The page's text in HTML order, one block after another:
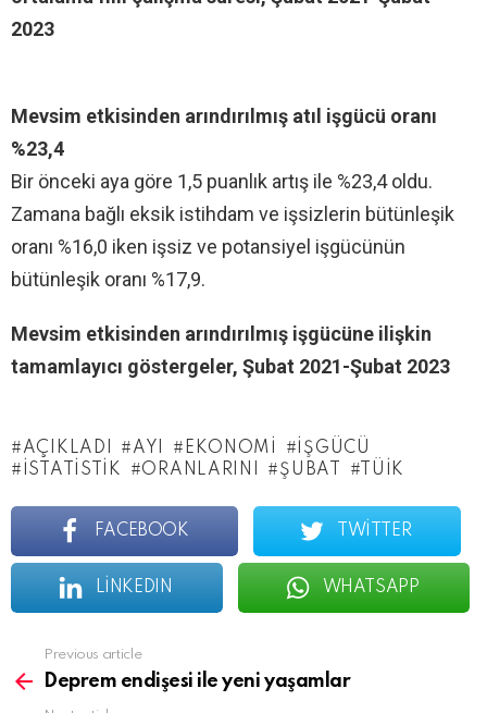
2023
Mevsim etkisinden arındırılmış atıl işgücü oranı
%23,4
Bir önceki aya göre 1,5 puanlık artış ile %23,4 oldu.
Zamana bağlı eksik istihdam ve işsizlerin bütünleşik
oranı %16,0 iken işsiz ve potansiyel işgücünün
bütünleşik oranı %17,9.
Mevsim etkisinden arındırılmış işgücüne ilişkin
tamamlayıcı göstergeler, Şubat 2021-Şubat 2023
AÇIKLADI AYI EKONOMI
IŞGÜCÜ
ISTATISTIK
ORANLARINI ŞUBAT TÜİK
FACEBOOK TWITTER
LINKEDIN WHATSAPP
more
Previous article
Deprem endişesi ile yeni yaşamlar